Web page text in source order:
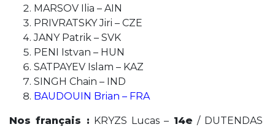
MARSOV Ilia – AIN
PRIVRATSKY Jiri – CZE
JANY Patrik – SVK
PENI Istvan – HUN
SATPAYEV Islam – KAZ
SINGH Chain – IND
BAUDOUIN Brian – FRA
Nos français : KRYZS Lucas – 14e / DUTENDAS